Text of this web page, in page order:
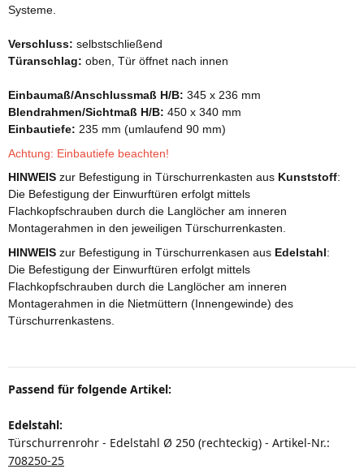
Systeme.
Verschluss: selbstschließend
Türanschlag: oben, Tür öffnet nach innen
Einbaumaß/Anschlussmaß H/B: 345 x 236 mm
Blendrahmen/Sichtmaß H/B: 450 x 340 mm
Einbautiefe: 235 mm (umlaufend 90 mm)
Achtung: Einbautiefe beachten!
HINWEIS zur Befestigung in Türschurrenkasten aus Kunststoff:
Die Befestigung der Einwurftüren erfolgt mittels
Flachkopfschrauben durch die Langlöcher am inneren
Montagerahmen in den jeweiligen Türschurrenkasten.
HINWEIS zur Befestigung in Türschurrenkasen aus Edelstahl:
Die Befestigung der Einwurftüren erfolgt mittels
Flachkopfschrauben durch die Langlöcher am inneren
Montagerahmen in die Nietmüttern (Innengewinde) des
Türschurrenkastens.
Passend für folgende Artikel:
Edelstahl:
Türschurrenrohr - Edelstahl Ø 250 (rechteckig) - Artikel-Nr.:
708250-25